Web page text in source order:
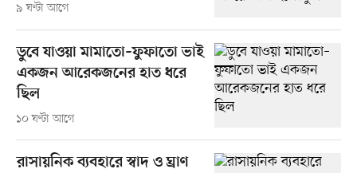
৯ ঘণ্টা আগে
ডুবে যাওয়া মামাতো–ফুফাতো ভাই
একজন আরেকজনের হাত ধরে
ছিল
১০ ঘণ্টা আগে
রাসায়নিক ব্যবহারে স্বাদ ও ঘ্রাণ